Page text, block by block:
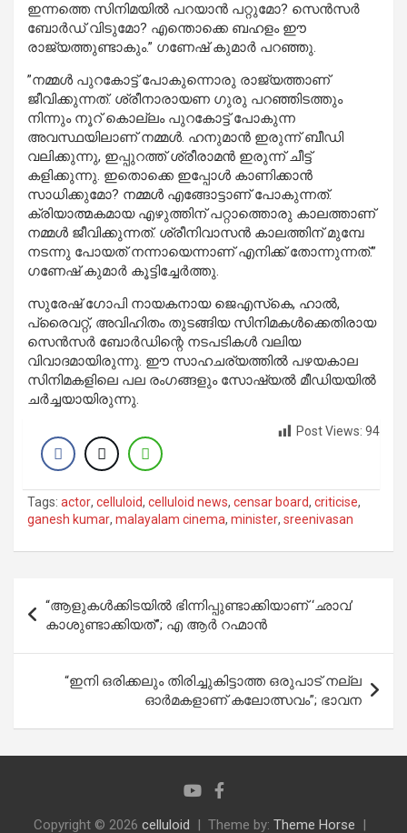
ഇന്നത്തെ സിനിമയില്‍ പറയാന്‍ പറ്റുമോ? സെന്‍സര്‍
ബോര്‍ഡ് വിടുമോ? എന്തൊക്കെ ബഹളം ഈ
രാജ്യത്തുണ്ടാകും.” ഗണേഷ് കുമാർ പറഞ്ഞു.
”നമ്മള്‍ പുറകോട്ട് പോകുന്നൊരു രാജ്യത്താണ്
ജീവിക്കുന്നത്. ശ്രീനാരായണ ഗുരു പറഞ്ഞിടത്തും
നിന്നും നൂറ് കൊല്ലം പുറകോട്ട് പോകുന്ന
അവസ്ഥയിലാണ് നമ്മള്‍. ഹനുമാന്‍ ഇരുന്ന് ബീഡി
വലിക്കുന്നു, ഇപ്പുറത്ത് ശ്രീരാമന്‍ ഇരുന്ന് ചീട്ട്
കളിക്കുന്നു. ഇതൊക്കെ ഇപ്പോള്‍ കാണിക്കാന്‍
സാധിക്കുമോ? നമ്മള്‍ എങ്ങോട്ടാണ് പോകുന്നത്.
ക്രിയാത്മകമായ എഴുത്തിന് പറ്റാത്തൊരു കാലത്താണ്
നമ്മള്‍ ജീവിക്കുന്നത്. ശ്രീനിവാസന്‍ കാലത്തിന് മുമ്പേ
നടന്നു പോയത് നന്നായെന്നാണ് എനിക്ക് തോന്നുന്നത്.”
ഗണേഷ് കുമാർ കൂട്ടിച്ചേർത്തു.
സുരേഷ് ഗോപി നായകനായ ജെഎസ്‌കെ, ഹാല്‍,
പ്രൈവറ്റ്, അവിഹിതം തുടങ്ങിയ സിനിമകള്‍ക്കെതിരായ
സെന്‍സര്‍ ബോര്‍ഡിന്റെ നടപടികള്‍ വലിയ
വിവാദമായിരുന്നു. ഈ സാഹചര്യത്തില്‍ പഴയകാല
സിനിമകളിലെ പല രംഗങ്ങളും സോഷ്യല്‍ മീഡിയയില്‍
ചര്‍ച്ചയായിരുന്നു.
Post Views: 94
Tags: actor, celluloid, celluloid news, censar board, criticise,
ganesh kumar, malayalam cinema, minister, sreenivasan
navigation
“ആളുകള്‍ക്കിടയില്‍ ഭിന്നിപ്പുണ്ടാക്കിയാണ് ‘ഛാവ’
കാശുണ്ടാക്കിയത്”; എ ആർ റഹ്മാൻ
“ഇനി ഒരിക്കലും തിരിച്ചുകിട്ടാത്ത ഒരുപാട് നല്ല
ഓർമകളാണ് കലോത്സവം”; ഭാവന
Copyright © 2026 celluloid Theme by: Theme Horse